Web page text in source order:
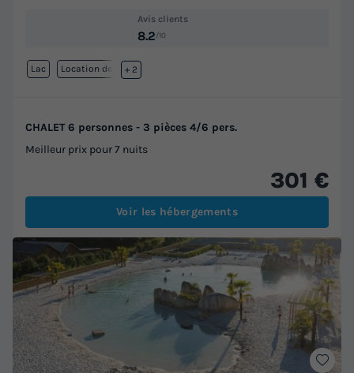
Avis clients
8.2/10
Lac Location de vélos
+ 2
CHALET 6 personnes - 3 pièces 4/6 pers.
Meilleur prix pour 7 nuits
301 €
Voir les hébergements